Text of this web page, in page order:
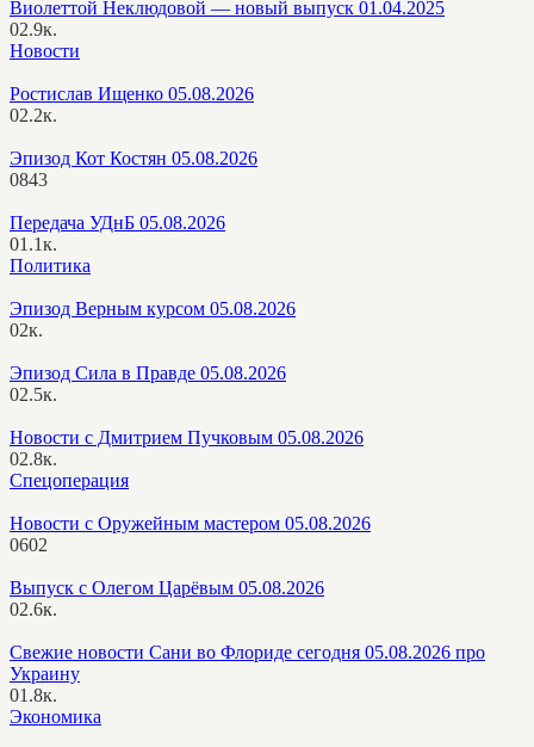
Виолеттой Неклюдовой — новый выпуск 01.04.2025
02.9к.
Новости
Ростислав Ищенко 05.08.2026
02.2к.
Эпизод Кот Костян 05.08.2026
0843
Передача УДнБ 05.08.2026
01.1к.
Политика
Эпизод Верным курсом 05.08.2026
02к.
Эпизод Сила в Правде 05.08.2026
02.5к.
Новости с Дмитрием Пучковым 05.08.2026
02.8к.
Спецоперация
Новости с Оружейным мастером 05.08.2026
0602
Выпуск с Олегом Царёвым 05.08.2026
02.6к.
Свежие новости Сани во Флориде сегодня 05.08.2026 про
Украину
01.8к.
Экономика